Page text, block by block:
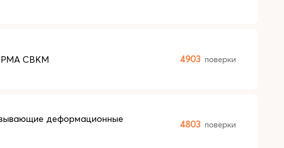
СВКМ 4903 поверки
деформационные
4803 поверки